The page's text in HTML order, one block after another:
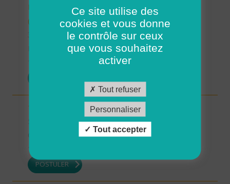
INTERVENANT.E A DOMICILE - VAL COUESNON
(H/F)
35 - Ille-et-Vilaine
Possibilité de CDI ou CDD
1 Auxiliaire de vie de nuit (H/F)
16/07/2026
POSTULER
Ce site utilise des
cookies et vous donne
le contrôle sur ceux
que vous souhaitez
activer
Tout refuser
Personnaliser
Tout accepter